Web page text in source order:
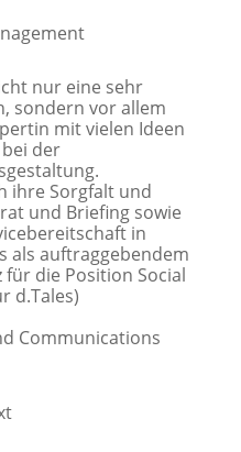
nur eine sehr
sondern vor allem
mit vielen Ideen
der
ihre Sorgfalt und
und Briefing sowie
in
als auftraggebendem
die Position Social
d.Tales)
Communications